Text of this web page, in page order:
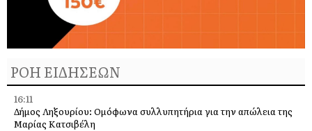
ΡΟΗ ΕΙΔΗΣΕΩΝ
16:11
Δήμος Ληξουρίου: Ομόφωνα συλλυπητήρια για την απώλεια της
Μαρίας Κατσιβέλη